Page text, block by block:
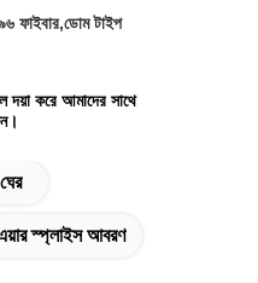
ফাইবার,ডোম টাইপ
করে আমাদের সাথে
স্প্লাইস আবরণ